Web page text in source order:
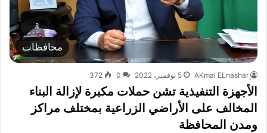
محافظات
5 نوفمبر، 2022 0
372
الأجهزة التنفيذية تشن حملات مكبرة لإزالة البناء
المخالف على الأراضي الزراعية بمختلف مراكز
ومدن المحافظة